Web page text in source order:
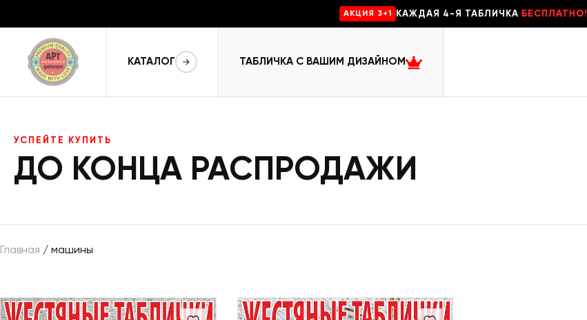
AKЦИЯ 3+1 КАЖДАЯ 4-Я ТАБЛИЧКА БЕСПЛАТНО!
КАТАЛОГ ТАБЛИЧКА С ВАШИМ ДИЗАЙНОМ
УСПЕЙТЕ КУПИТЬ
ДО КОНЦА РАСПРОДАЖИ
Главная / машины